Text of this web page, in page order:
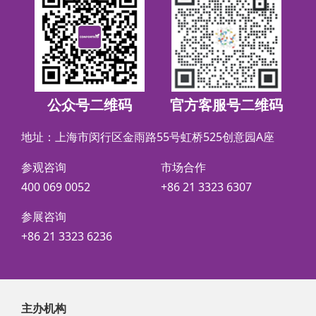
公众号二维码 官方客服号二维码
地址：上海市闵行区金雨路55号虹桥525创意园A座
参观咨询
400 069 0052
市场合作
+86 21 3323 6307
参展咨询
+86 21 3323 6236
主办机构